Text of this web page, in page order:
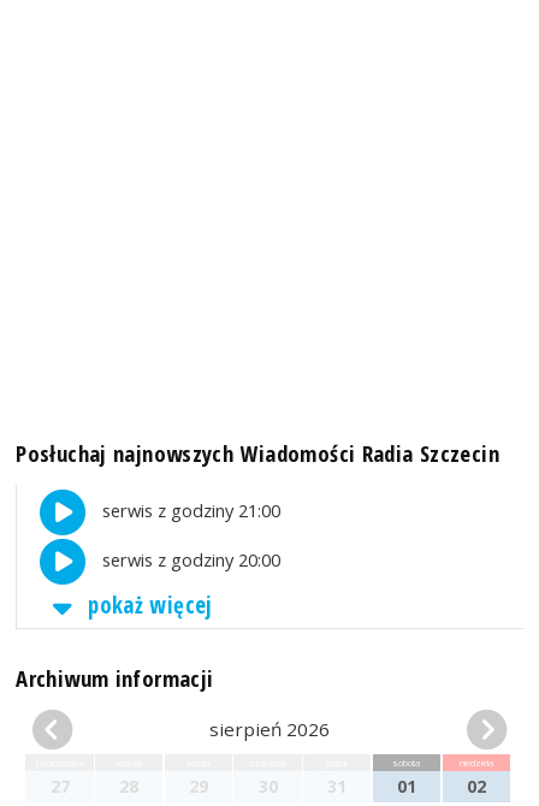
Posłuchaj najnowszych Wiadomości Radia Szczecin
serwis z godziny 21:00
serwis z godziny 20:00
pokaż więcej
Archiwum informacji
sierpień 2026
27 28 29 30 31
sobota
01
niedziela
02